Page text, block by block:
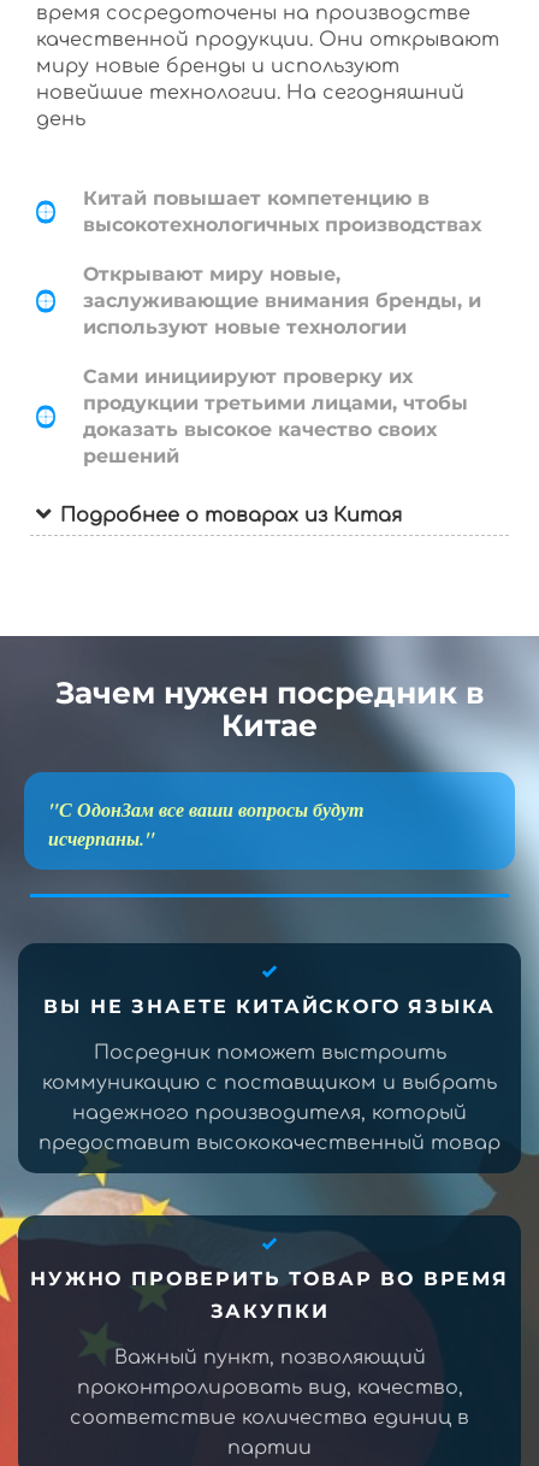
время сосредоточены на производстве
качественной продукции. Они открывают
миру новые бренды и используют
новейшие технологии. На сегодняшний
день
Китай повышает компетенцию в
высокотехнологичных производствах
Открывают миру новые,
заслуживающие внимания бренды, и
используют новые технологии
Сами инициируют проверку их
продукции третьими лицами, чтобы
доказать высокое качество своих
решений
Подробнее о товарах из Китая
Зачем нужен посредник в
Китае
"С ОдонЗам все ваши вопросы будут
исчерпаны."
ВЫ НЕ ЗНАЕТЕ КИТАЙСКОГО ЯЗЫКА
Посредник поможет выстроить
коммуникацию с поставщиком и выбрать
надежного производителя, который
предоставит высококачественный товар
НУЖНО ПРОВЕРИТЬ ТОВАР ВО ВРЕМЯ
ЗАКУПКИ
Важный пункт, позволяющий
проконтролировать вид, качество,
соответствие количества единиц в
партии